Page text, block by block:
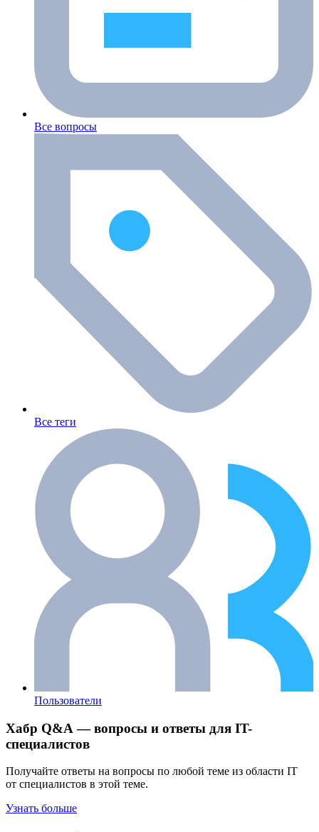
Все вопросы
Все теги
Пользователи
Хабр Q&A — вопросы и ответы для IT-
специалистов
Получайте ответы на вопросы по любой теме из области IT
от специалистов в этой теме.
Узнать больше